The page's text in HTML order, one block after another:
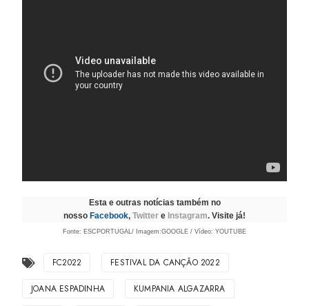
Esta e outras notícias também no
nosso Facebook, Twitter e Instagram. Visite já!
Fonte: ESCPORTUGAL/ Imagem:GOOGLE / Vídeo: YOUTUBE
FC2022 FESTIVAL DA CANÇÃO 2022
JOANA ESPADINHA KUMPANIA ALGAZARRA